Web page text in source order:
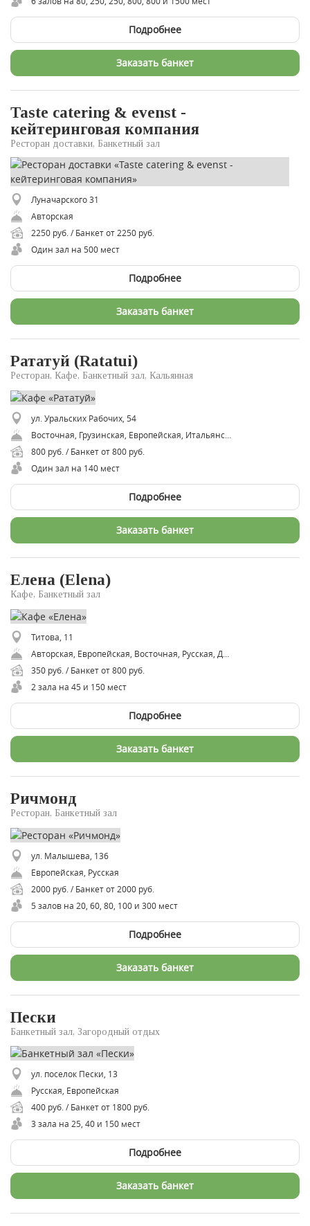
Подробнее
Заказать банкет
Taste catering & evenst -
кейтеринговая компания
Ресторан доставки, Банкетный зал
Луначарского 31
Авторская
2250 руб. / Банкет от 2250 руб.
Один зал на 500 мест
Подробнее
Заказать банкет
Рататуй (Ratatui)
Ресторан, Кафе, Банкетный зал, Кальянная
ул. Уральских Рабочих, 54
800 руб. / Банкет от 800 руб.
Один зал на 140 мест
Подробнее
Заказать банкет
Елена (Elena)
Кафе, Банкетный зал
Титова, 11
350 руб. / Банкет от 800 руб.
2 зала на 45 и 150 мест
Подробнее
Заказать банкет
Ричмонд
Ресторан, Банкетный зал
ул. Малышева, 136
Европейская, Русская
2000 руб. / Банкет от 2000 руб.
5 залов на 20, 60, 80, 100 и 300 мест
Подробнее
Заказать банкет
Пески
Банкетный зал, Загородный отдых
ул. поселок Пески, 13
Русская, Европейская
400 руб. / Банкет от 1800 руб.
3 зала на 25, 40 и 150 мест
Подробнее
Заказать банкет